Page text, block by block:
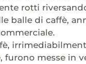
rotti
balle di caffè,
furono messe in